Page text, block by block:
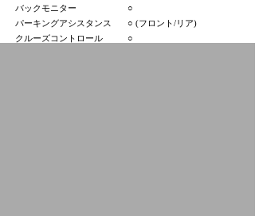
バックモニター
○
パーキングアシスタンス
○ (フロント/リア)
クルーズコントロール
○